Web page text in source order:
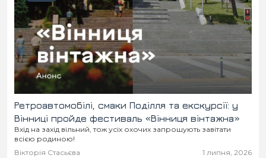
Ретроавтомобілі, смаки Поділля та екскурсії: у
Вінниці пройде фестиваль «Вінниця вінтажна»
Вхід на захід вільний, тож усіх охочих запрошують завітати
всією родиною!
Вікторія Стасьєва
1 липня, 2026